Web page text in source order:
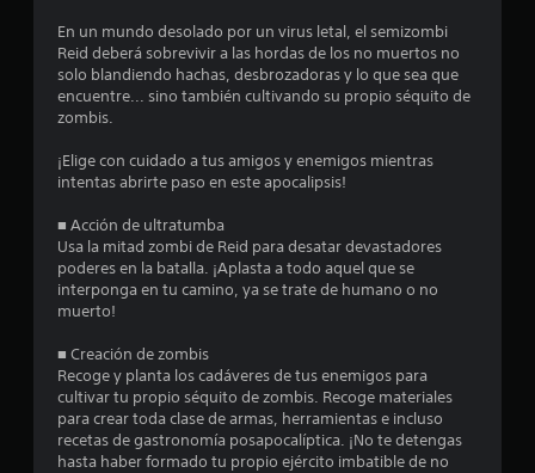
4
0
l
i
i
c
En un mundo desolado por un virus letal, el semizombi
Reid deberá sobrevivir a las hordas de los no muertos no
solo blandiendo hachas, desbrozadoras y lo que sea que
encuentre... sino también cultivando su propio séquito de
zombis.
¡Elige con cuidado a tus amigos y enemigos mientras
intentas abrirte paso en este apocalipsis!
■ Acción de ultratumba
Usa la mitad zombi de Reid para desatar devastadores
poderes en la batalla. ¡Aplasta a todo aquel que se
interponga en tu camino, ya se trate de humano o no
muerto!
■ Creación de zombis
Recoge y planta los cadáveres de tus enemigos para
cultivar tu propio séquito de zombis. Recoge materiales
para crear toda clase de armas, herramientas e incluso
recetas de gastronomía posapocalíptica. ¡No te detengas
hasta haber formado tu propio ejército imbatible de no